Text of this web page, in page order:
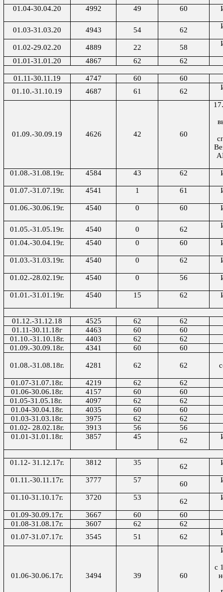
01.04-30.04.20 4992 49 60
01.03-31.03.20 4943 54 62
01.02-29.02.20 4889 22 58
01.01-31.01.20 4867 62 62
01.11-30.11.19 4747 60
60
01.10.-31.10.19
4687 61 62
01.09.-30.09.19 4626 42 60
01.08.-31.08.19г. 4584 43 62
01.07.-31.07.19г. 4541 1 61
01.06.-30.06.19г. 4540 0 60
01.05.-31.05.19г. 4540 0 62
01.04.-30.04.19г. 4540 0 60
01.03.-31.03.19г. 4540 0 62
01.02.-28.02.19г. 4540 0 56
01.01.-31.01.19г. 4540 15 62
01.12.-31.12.18 4525 62
62
01.11-30.11 .18г 4463 60
60
01.10.-31.10.18г.
4403 62
62
01.09.-30.09.18г. 4341 60 60
01.08.-31.08.18г. 4281 62 62
01.07-31.07.18г. 4219 62
62
01.06-30.06.18г.
4157 60
60
01.05-31.05.18г.
4097 62
62
01.04-30.04.18г.
4035 60
60
01.03-31.03.18г.
3975 62
62
01.02- 28.02.18г.
3913 56
56
01.01-31.01.18г. 3857 45 62
01.12- 31.12.17г. 3812 35 62
01.11.-30.11.17г. 3777 57 60
01.10-31.10.17г. 3720 53 62
01.09-30.09.17г. 3667 60
60
01.08-31.08.17г.
3607 62
62
01.07-31.07.17г.
3545 51 62
01.06-30.06.17г. 3494 39 60
с